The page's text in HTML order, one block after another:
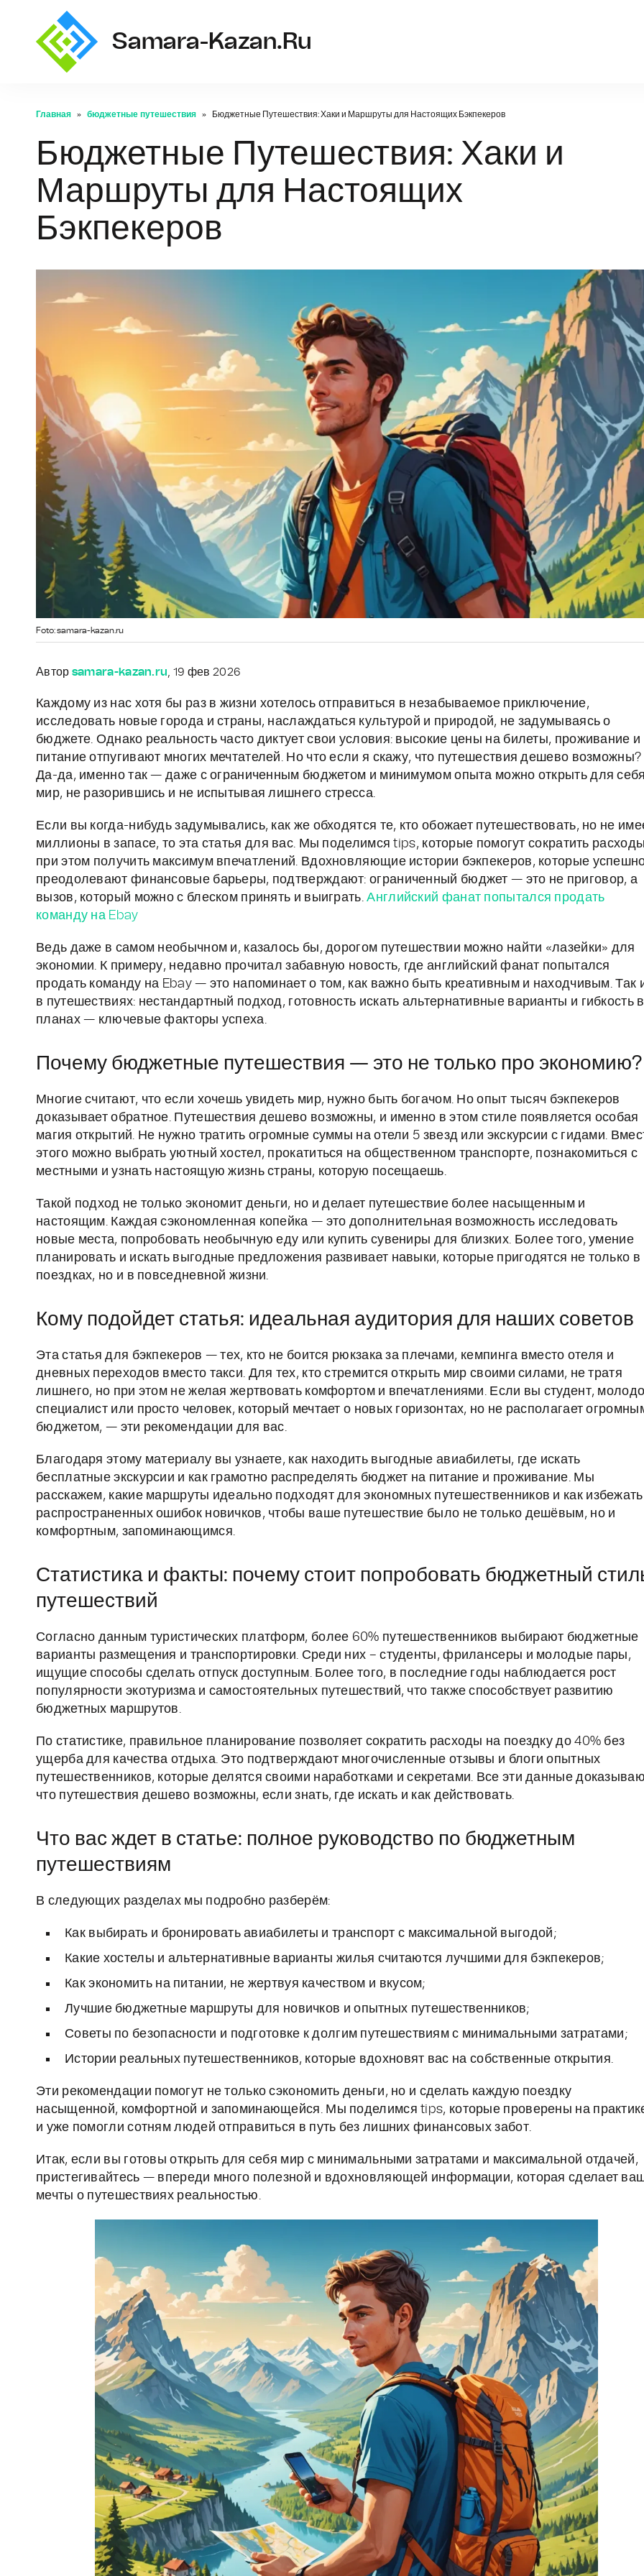
Samara-Kazan.ru
Главная бюджетные путешествия Бюджетные Путешествия: Хаки и Маршруты для Настоящих Бэкпекеров
Бюджетные Путешествия: Хаки и
Маршруты для Настоящих
Бэкпекеров
Foto: samara-kazan.ru
Автор samara-kazan.ru, 19 фев 2026
Каждому из нас хотя бы раз в жизни хотелось отправиться в незабываемое приключение,
исследовать новые города и страны, наслаждаться культурой и природой, не задумываясь о
бюджете. Однако реальность часто диктует свои условия: высокие цены на билеты, проживание и
питание отпугивают многих мечтателей. Но что если я скажу, что путешествия дешево возможны?
Да-да, именно так — даже с ограниченным бюджетом и минимумом опыта можно открыть для
мир, не разорившись и не испытывая лишнего стресса.
Если вы когда-нибудь задумывались, как же обходятся те, кто обожает путешествовать, но не
миллионы в запасе, то эта статья для вас. Мы поделимся tips, которые помогут сократить
при этом получить максимум впечатлений. Вдохновляющие истории бэкпекеров, которые
преодолевают финансовые барьеры, подтверждают: ограниченный бюджет — это не приговор, а
вызов, который можно с блеском принять и выиграть.Английский фанат попытался продать
команду на Ebay
Ведь даже в самом необычном и, казалось бы, дорогом путешествии можно найти «лазейки» для
экономии. К примеру, недавно прочитал забавную новость, где английский фанат попытался
продать команду на Ebay — это напоминает о том, как важно быть креативным и находчивым. Так
в путешествиях: нестандартный подход, готовность искать альтернативные варианты и гибкость в
планах — ключевые факторы успеха.
Почему бюджетные путешествия — это не только про экономию?
Многие считают, что если хочешь увидеть мир, нужно быть богачом. Но опыт тысяч бэкпекеров
доказывает обратное. Путешествия дешево возможны, и именно в этом стиле появляется особая
магия открытий. Не нужно тратить огромные суммы на отели 5 звезд или экскурсии с гидами.
этого можно выбрать уютный хостел, прокатиться на общественном транспорте, познакомиться с
местными и узнать настоящую жизнь страны, которую посещаешь.
Такой подход не только экономит деньги, но и делает путешествие более насыщенным и
настоящим. Каждая сэкономленная копейка — это дополнительная возможность исследовать
новые места, попробовать необычную еду или купить сувениры для близких. Более того, умение
планировать и искать выгодные предложения развивает навыки, которые пригодятся не только в
поездках, но и в повседневной жизни.
Кому подойдет статья: идеальная аудитория для наших советов
Эта статья для бэкпекеров — тех, кто не боится рюкзака за плечами, кемпинга вместо отеля и
дневных переходов вместо такси. Для тех, кто стремится открыть мир своими силами, не тратя
лишнего, но при этом не желая жертвовать комфортом и впечатлениями. Если вы студент,
специалист или просто человек, который мечтает о новых горизонтах, но не располагает
бюджетом, — эти рекомендации для вас.
Благодаря этому материалу вы узнаете, как находить выгодные авиабилеты, где искать
бесплатные экскурсии и как грамотно распределять бюджет на питание и проживание. Мы
расскажем, какие маршруты идеально подходят для экономных путешественников и как избежать
распространенных ошибок новичков, чтобы ваше путешествие было не только дешёвым, но и
комфортным, запоминающимся.
Статистика и факты: почему стоит попробовать бюджетный
путешествий
Согласно данным туристических платформ, более 60% путешественников выбирают бюджетные
варианты размещения и транспортировки. Среди них – студенты, фрилансеры и молодые пары,
ищущие способы сделать отпуск доступным. Более того, в последние годы наблюдается рост
популярности экотуризма и самостоятельных путешествий, что также способствует развитию
бюджетных маршрутов.
По статистике, правильное планирование позволяет сократить расходы на поездку до 40% без
ущерба для качества отдыха. Это подтверждают многочисленные отзывы и блоги опытных
путешественников, которые делятся своими наработками и секретами. Все эти данные
что путешествия дешево возможны, если знать, где искать и как действовать.
Что вас ждет в статье: полное руководство по бюджетным
путешествиям
В следующих разделах мы подробно разберём:
Как выбирать и бронировать авиабилеты и транспорт с максимальной выгодой;
Какие хостелы и альтернативные варианты жилья считаются лучшими для бэкпекеров;
Как экономить на питании, не жертвуя качеством и вкусом;
Лучшие бюджетные маршруты для новичков и опытных путешественников;
Советы по безопасности и подготовке к долгим путешествиям с минимальными затратами;
Истории реальных путешественников, которые вдохновят вас на собственные открытия.
Эти рекомендации помогут не только сэкономить деньги, но и сделать каждую поездку
насыщенной, комфортной и запоминающейся. Мы поделимся tips, которые проверены на
и уже помогли сотням людей отправиться в путь без лишних финансовых забот.
Итак, если вы готовы открыть для себя мир с минимальными затратами и максимальной отдачей,
пристегивайтесь — впереди много полезной и вдохновляющей информации, которая сделает
мечты о путешествиях реальностью.